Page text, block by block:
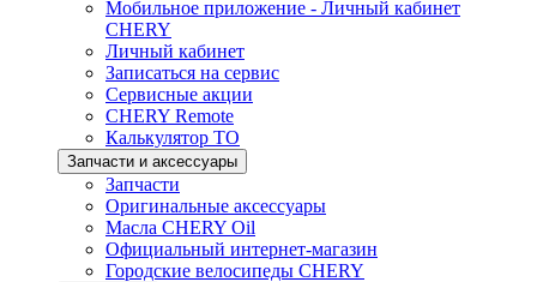
Мобильное приложение - Личный кабинет
CHERY
Личный кабинет
Записаться на сервис
Сервисные акции
CHERY Remote
Калькулятор ТО
Запчасти и аксессуары
Запчасти
Оригинальные аксессуары
Масла CHERY Oil
Официальный интернет-магазин
Городские велосипеды CHERY